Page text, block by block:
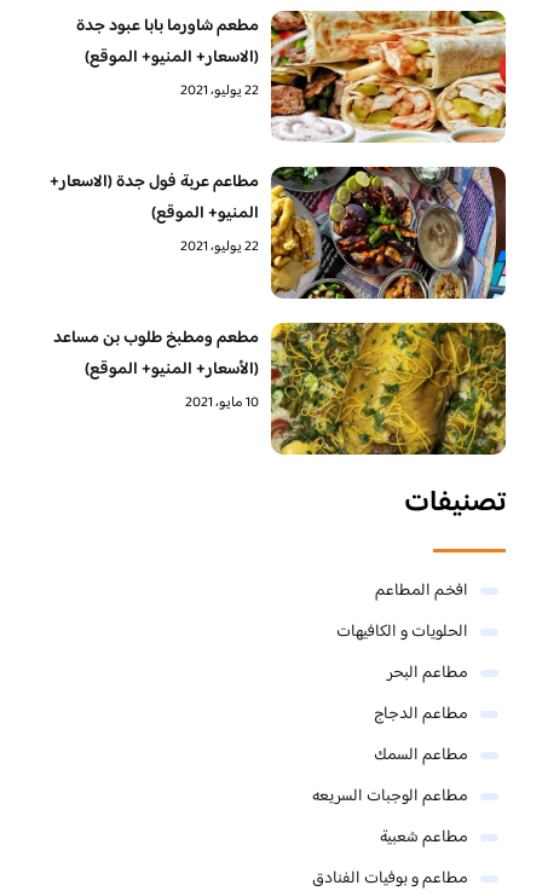
مطعم شاورما بابا عبود جدة
(الاسعار+ المنيو+ الموقع)
22 يوليو، 2021
مطاعم عربة فول جدة (الاسعار+
المنيو+ الموقع)
22 يوليو، 2021
مطعم ومطبخ طلوب بن مساعد
(الأسعار+ المنيو+ الموقع)
10 مايو، 2021
تصنيفات
افخم المطاعم
الحلويات و الكافيهات ‎
مطاعم البحر
مطاعم الدجاج
مطاعم السمك
مطاعم الوجبات السريعه
مطاعم شعبية
مطاعم و بوفيات الفنادق